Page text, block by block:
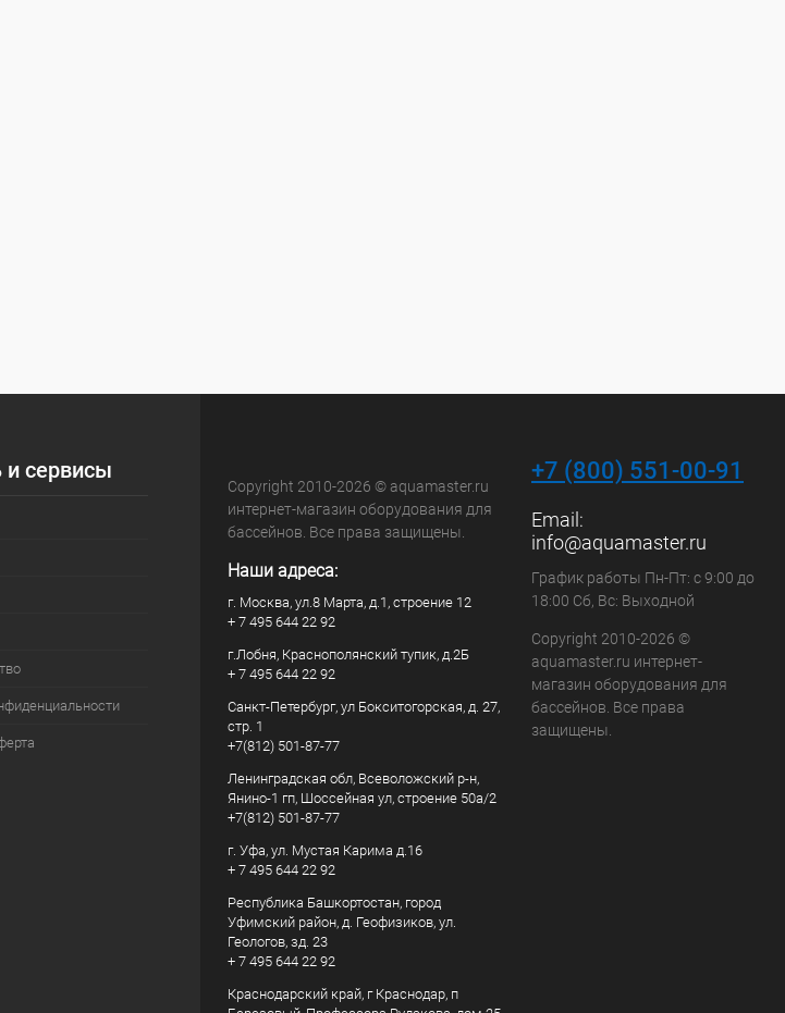
сервисы
Copyright 2010-2026 © aquamaster.ru
интернет-магазин оборудования для
бассейнов. Все права защищены.
Наши адреса:
г. Москва, ул.8 Марта, д.1, строение 12
+ 7 495 644 22 92
г.Лобня, Краснополянский тупик, д.2Б
+ 7 495 644 22 92
Санкт-Петербург, ул Бокситогорская, д. 27,
стр. 1
+7(812) 501-87-77
Ленинградская обл, Всеволожский р-н,
Янино-1 гп, Шоссейная ул, строение 50а/2
+7(812) 501-87-77
г. Уфа, ул. Мустая Карима д.16
+ 7 495 644 22 92
Республика Башкортостан, город
Уфимский район, д. Геофизиков, ул.
Геологов, зд. 23
+ 7 495 644 22 92
Краснодарский край, г Краснодар, п
+7 (800) 551-00-91
Email:
info@aquamaster.ru
График работы Пн-Пт: с 9:00 до
18:00 Сб, Вс: Выходной
Copyright 2010-2026 ©
aquamaster.ru интернет-
магазин оборудования для
бассейнов. Все права
защищены.